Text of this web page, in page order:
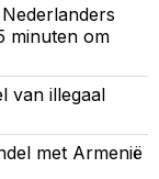
minuten om
van illegaal
met Armenië